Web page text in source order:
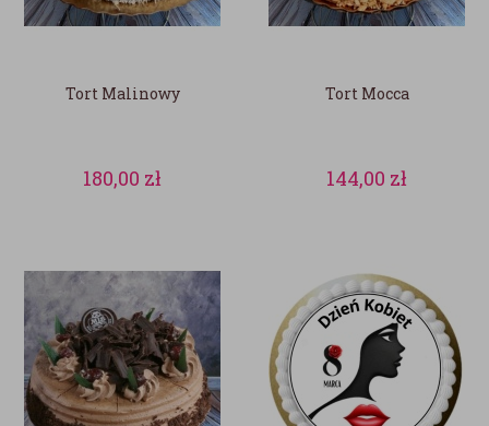
Tort Malinowy
180,00 zł
Tort Mocca
144,00 zł